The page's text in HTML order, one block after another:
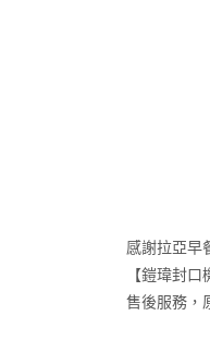
感謝拉亞早
【鎧瑋封
售後服務，